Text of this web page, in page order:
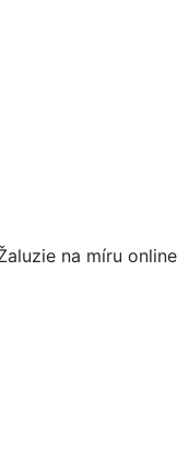
na míru online